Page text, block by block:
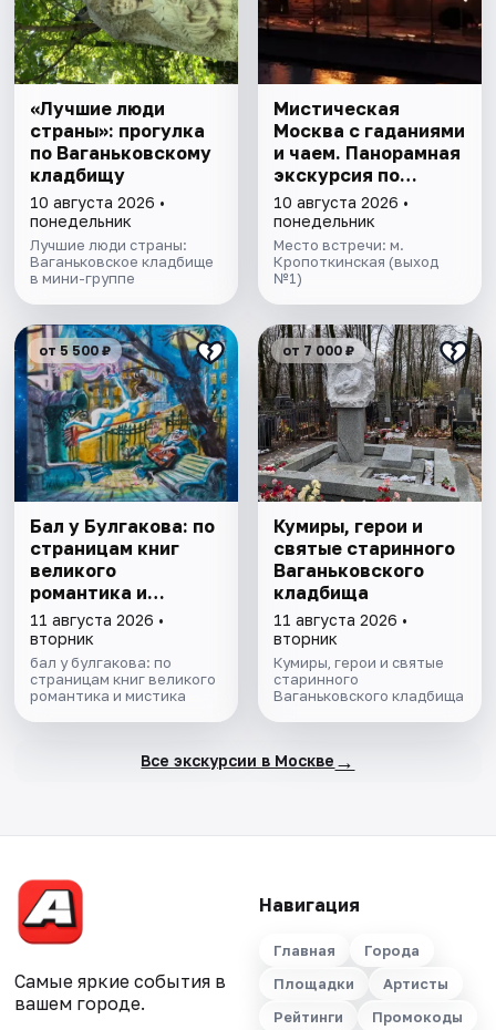
«Лучшие люди
страны»: прогулка
по Ваганьковскому
кладбищу
10 августа 2026 •
понедельник
Лучшие люди страны:
Ваганьковское кладбище
в мини-группе
Мистическая
Москва с гаданиями
и чаем. Панорамная
экскурсия по
центру столицы
10 августа 2026 •
понедельник
Место встречи: м.
Кропоткинская (выход
№1)
от 5 500 ₽
Бал у Булгакова: по
страницам книг
великого
романтика и
мистика
11 августа 2026 •
вторник
бал у булгакова: по
страницам книг великого
романтика и мистика
от 7 000 ₽
Кумиры, герои и
святые старинного
Ваганьковского
кладбища
11 августа 2026 •
вторник
Кумиры, герои и святые
старинного
Ваганьковского кладбища
Все экскурсии в Москве →
Самые яркие события в
вашем городе.
Навигация
Главная
Города
Площадки
Артисты
Рейтинги
Промокоды